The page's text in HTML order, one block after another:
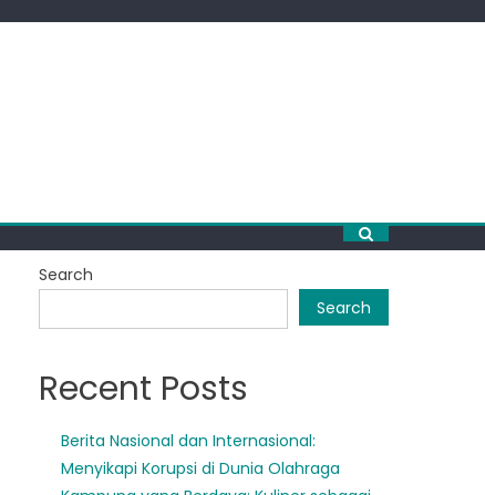
Search
Search
Recent Posts
Berita Nasional dan Internasional:
Menyikapi Korupsi di Dunia Olahraga